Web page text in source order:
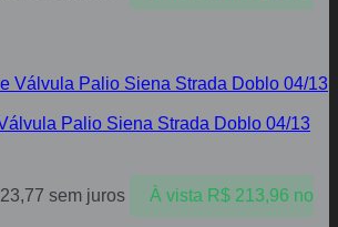
Palio Siena Strada Doblo 04/13
23,77 sem juros À vista R$213,96 no